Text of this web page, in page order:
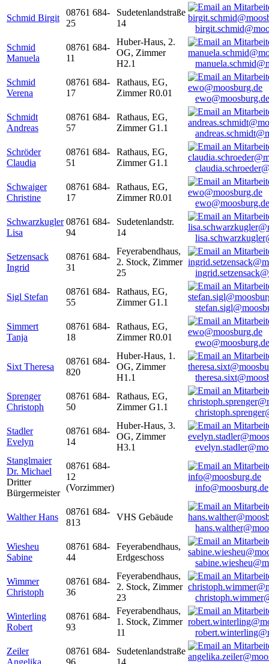
Schmid Birgit
08761 684-
25
Sudetenlandstraße
14
Schmid
Manuela
08761 684-
11
Huber-Haus, 2.
OG, Zimmer
H2.1
Schmid
Verena
08761 684-
17
Rathaus, EG,
Zimmer R0.01
ewo@moosburg.de
Schmidt
Andreas
08761 684-
57
Rathaus, EG,
Zimmer G1.1
Schröder
Claudia
08761 684-
51
Rathaus, EG,
Zimmer G1.1
Schwaiger
Christine
08761 684-
17
Rathaus, EG,
Zimmer R0.01
ewo@moosburg.de
Schwarzkugler
Lisa
08761 684-
94
Sudetenlandstr.
14
Setzensack
Ingrid
08761 684-
31
Feyerabendhaus,
2. Stock, Zimmer
25
Sigl Stefan
08761 684-
55
Rathaus, EG,
Zimmer G1.1
Simmert
Tanja
08761 684-
18
Rathaus, EG,
Zimmer R0.01
ewo@moosburg.de
Sixt Theresa
08761 684-
820
Huber-Haus, 1.
OG, Zimmer
H1.1
Sprenger
Christoph
08761 684-
50
Rathaus, EG,
Zimmer G1.1
Stadler
Evelyn
08761 684-
14
Huber-Haus, 3.
OG, Zimmer
H3.1
Stanglmaier
Dr. Michael
Dritter
Bürgermeister
08761 684-
12
(Vorzimmer)
info@moosburg.de
Walther Hans
08761 684-
813
VHS Gebäude
Wiesheu
Sabine
08761 684-
44
Feyerabendhaus,
Erdgeschoss
Wimmer
Christoph
08761 684-
36
Feyerabendhaus,
2. Stock, Zimmer
23
Winterling
Robert
08761 684-
93
Feyerabendhaus,
1. Stock, Zimmer
11
Zeiler
Angelika
08761 684-
96
Sudetenlandstraße
14